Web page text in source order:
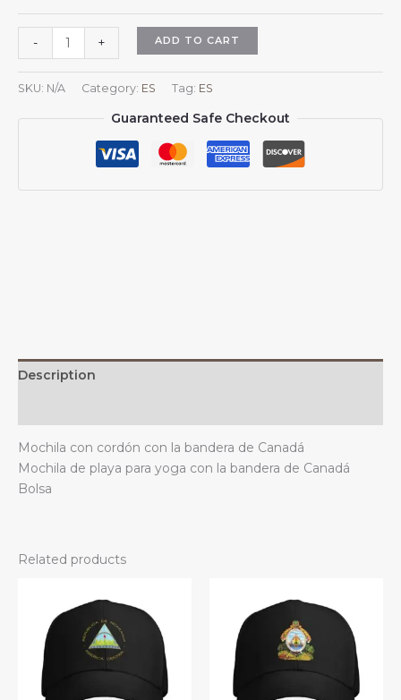
-
con
cordón
con
la
aire
+ ADD TO CART
SKU: N/A Category: ES Tag: ES
Guaranteed Safe Checkout
Description
Mochila con cordón con la bandera de Canadá
Mochila de playa para yoga con la bandera de Canadá
Bolsa
Related products